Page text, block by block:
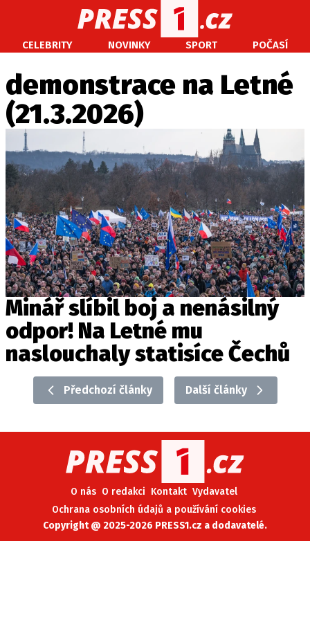
CELEBRITY NOVINKY SPORT POČASÍ
CELEBRITY NOVINKY SPORT POČASÍ
Máte příběh, fotku nebo video?
Pošlete e-mail na PRESS1.cz
O NÁS
O REDAKCI
KONTAKT
VYDAVATEL
demonstrace na Letné
(21.3.2026)
Minář slíbil boj a nenásilný
odpor! Na Letné mu
naslouchaly statisíce Čechů
Předchozí články Další články
O nás O redakci Kontakt Vydavatel
Ochrana osobních údajů a používání cookies
Copyright @ 2025-2026 PRESS1.cz a dodavatelé.